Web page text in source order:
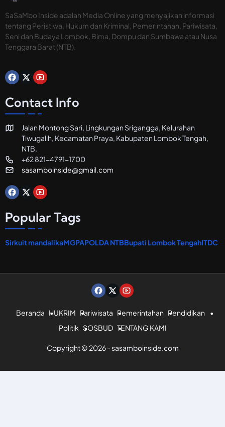
SaSaMbo Inside adalah Media Online yang menyajikan informasi
tentang Peristiwa, Hukum dan Kriminal, Pemerintahan, Pariwisata,
Seni dan Budaya Lombok, Bima, Dompu dan Sumbawa atau Nusa
Tenggara Barat (NTB).
Contact Info
Jalan Montong Sari, Lingkungan Srigangga, Kelurahan
Tiwugalih, Kecamatan Praya, Kabupaten Lombok Tengah,
NTB.
+62 821-4791-1700
sasamboinside@gmail.com
Popular Tags
Sirkuit mandalikaMGPAPOLDA NTBBupati Lombok TengahITDC
Beranda HUKRIM Pariwisata Pemerintahan Pendidikan
Politik SOSBUD TENTANG KAMI
Copyright © 2026 - sasamboinside.com